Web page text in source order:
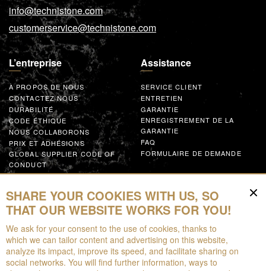
info@technistone.com
customerservice@technistone.com
L’entreprise
À PROPOS DE NOUS
CONTACTEZ NOUS
DURABILITÉ
CODE ÉTHIQUE
NOUS COLLABORONS
PRIX ET ADHÉSIONS
GLOBAL SUPPLIER CODE OF
CONDUCT
COLLABORER AVEC NOUS
Assistance
SERVICE CLIENT
ENTRETIEN
GARANTIE
ENREGISTREMENT DE LA
GARANTIE
FAQ
FORMULAIRE DE DEMANDE
Ressources
À TÉLÉCHARGER
CATALOGUES
EPD
RÉALITÉ AUGMENTÉE
SHARE YOUR COOKIES WITH US, SO
THAT OUR WEBSITE WORKS FOR YOU!
We ask for your consent to the use of cookies, thanks to
which we can tailor content and advertising on this website,
analyze its impact, improve its speed, and facilitate sharing on
social networks. You will find further information, ways to